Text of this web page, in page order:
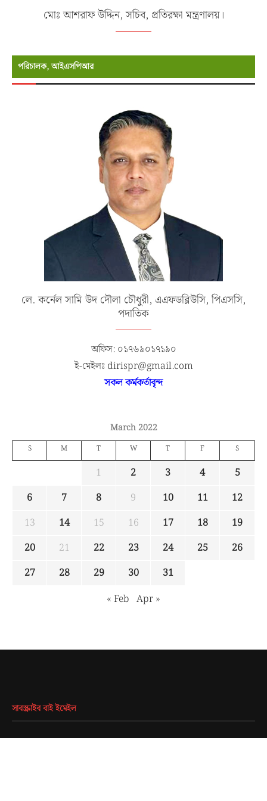
মোঃ আশরাফ উদ্দিন, সচিব, প্রতিরক্ষা মন্ত্রণালয়।
পরিচালক, আইএসপিআর
লে. কর্নেল সামি উদ দৌলা চৌধুরী, এএফডব্লিউসি, পিএসসি,
পদাতিক
অফিস: ০১৭৬৯০১৭১৯০
ই-মেইলঃ dirispr@gmail.com
সকল কর্মকর্তাবৃন্দ
March 2022
S M T W T F S
1 2 3 4
5
6
7 8 9 10 11
12
13
14 15 16 17 18
19
20
21 22 23 24 25
26
27
28 29 30
31
« Feb Apr »
সাবস্ক্রাইব বাই ইমেইল